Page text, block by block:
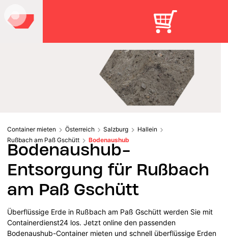
Container mieten Österreich Salzburg
Hallein
Rußbach am Paß Gschütt
Bodenaushub
Bodenaushub-
Entsorgung für Rußbach
am Paß Gschütt
Überflüssige Erde in Rußbach am Paß Gschütt werden Sie mit
Containerdienst24 los. Jetzt online den passenden
Bodenaushub-Container mieten und schnell überflüssige Erden